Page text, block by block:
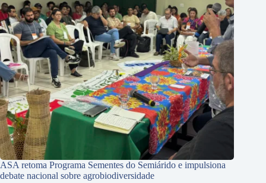
ASA retoma Programa Sementes do Semiárido e impulsiona
debate nacional sobre agrobiodiversidade